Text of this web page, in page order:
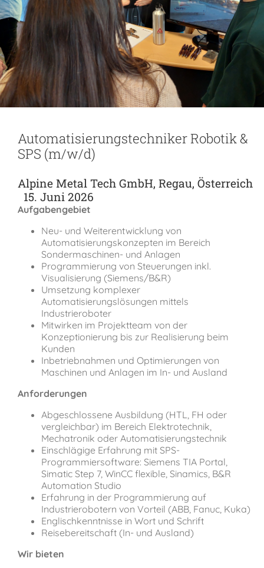
Verein der Freunde
Jobs
Absolventenverband
Automatisierungstechniker Robotik &
SPS (m/w/d)
Alpine Metal Tech GmbH, Regau, Österreich
15. Juni 2026
Aufgabengebiet
Neu- und Weiterentwicklung von
Automatisierungskonzepten im Bereich
Sondermaschinen- und Anlagen
Programmierung von Steuerungen inkl.
Visualisierung (Siemens/B&R)
Umsetzung komplexer
Automatisierungslösungen mittels
Industrieroboter
Mitwirken im Projektteam von der
Konzeptionierung bis zur Realisierung beim
Kunden
Inbetriebnahmen und Optimierungen von
Maschinen und Anlagen im In- und Ausland
Anforderungen
Abgeschlossene Ausbildung (HTL, FH oder
vergleichbar) im Bereich Elektrotechnik,
Mechatronik oder Automatisierungstechnik
Einschlägige Erfahrung mit SPS-
Programmiersoftware: Siemens TIA Portal,
Simatic Step 7, WinCC flexible, Sinamics, B&R
Automation Studio
Erfahrung in der Programmierung auf
Industrierobotern von Vorteil (ABB, Fanuc, Kuka)
Englischkenntnisse in Wort und Schrift
Reisebereitschaft (In- und Ausland)
Wir bieten